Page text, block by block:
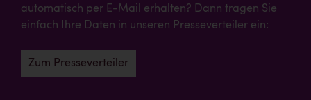
automatisch per E-Mail erhalten? Dann tragen Sie
einfach Ihre Daten in unseren Presseverteiler ein:
Zum Presseverteiler